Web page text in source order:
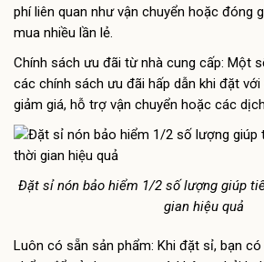
phí liên quan như vận chuyển hoặc đóng
mua nhiều lần lẻ.
Chính sách ưu đãi từ nhà cung cấp: Một
các chính sách ưu đãi hấp dẫn khi đặt
giảm giá, hỗ trợ vận chuyển hoặc các
Đặt sỉ nón bảo hiểm 1/2 số lượng giúp
gian hiệu quả
Luôn có sẵn sản phẩm: Khi đặt sỉ, bạn